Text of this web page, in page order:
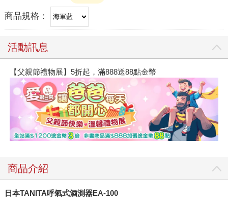
商品規格：
活動訊息
【父親節禮物展】5折起，滿888送88點金幣
商品介紹
日本TANITA呼氣式酒測器EA-100